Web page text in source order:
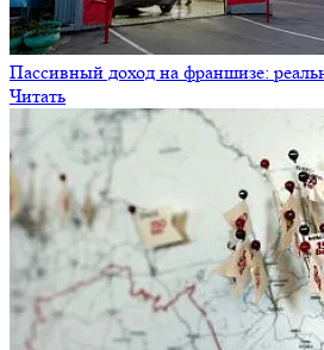
Пассивный доход на франшизе:
Читать